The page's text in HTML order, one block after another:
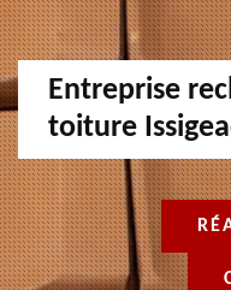
Entreprise
toiture